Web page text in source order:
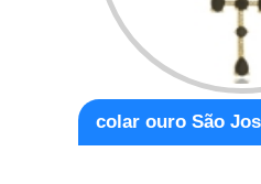
colar ouro São